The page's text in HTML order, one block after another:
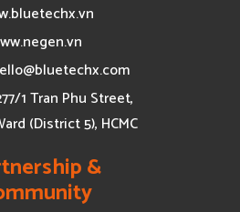
1 Tran Phu Street,
(District 5), HCMC
&